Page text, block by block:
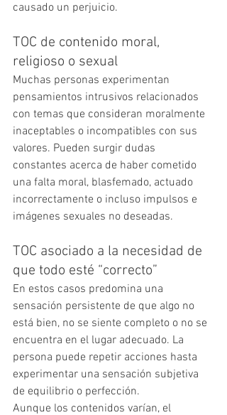
causado un perjuicio.
TOC de contenido moral,
religioso o sexual
Muchas personas experimentan
pensamientos intrusivos relacionados
con temas que consideran moralmente
inaceptables o incompatibles con sus
valores. Pueden surgir dudas
constantes acerca de haber cometido
una falta moral, blasfemado, actuado
incorrectamente o incluso impulsos e
imágenes sexuales no deseadas.
TOC asociado a la necesidad de
que todo esté “correcto”
En estos casos predomina una
sensación persistente de que algo no
está bien, no se siente completo o no se
encuentra en el lugar adecuado. La
persona puede repetir acciones hasta
experimentar una sensación subjetiva
de equilibrio o perfección.
Aunque los contenidos varían, el